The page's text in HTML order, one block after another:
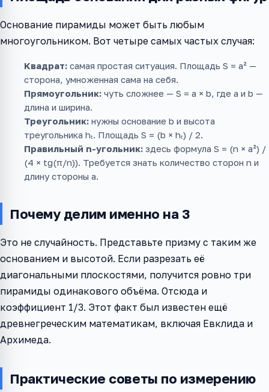
Основание пирамиды может быть любым
многоугольником. Вот четыре самых частых случая:
Квадрат: самая простая ситуация. Площадь S = a² —
сторона, умноженная сама на себя.
Прямоугольник: чуть сложнее — S = a × b, где a и b —
длина и ширина.
Треугольник: нужны основание b и высота
треугольника hₜ. Площадь S = (b × hₜ) / 2.
Правильный n-угольник: здесь формула S = (n × a²) /
(4 × tg(π/n)). Требуется знать количество сторон n и
длину стороны a.
Почему делим именно на 3
Это не случайность. Представьте призму с таким же
основанием и высотой. Если разрезать её
диагональными плоскостями, получится ровно три
пирамиды одинакового объёма. Отсюда и
коэффициент 1/3. Этот факт был известен ещё
древнегреческим математикам, включая Евклида и
Архимеда.
Практические советы по измерению